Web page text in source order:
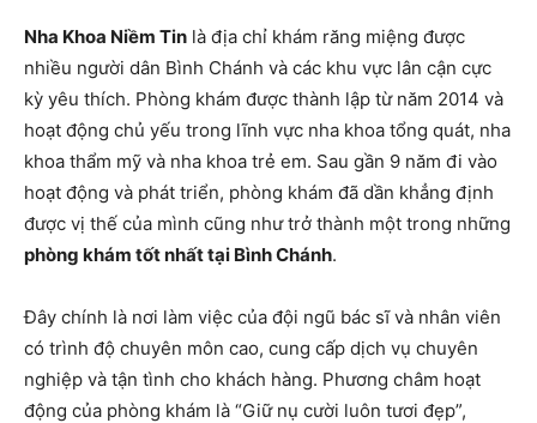
Nha Khoa Niềm Tin là địa chỉ khám răng miệng được
nhiều người dân Bình Chánh và các khu vực lân cận cực
kỳ yêu thích. Phòng khám được thành lập từ năm 2014 và
hoạt động chủ yếu trong lĩnh vực nha khoa tổng quát, nha
khoa thẩm mỹ và nha khoa trẻ em. Sau gần 9 năm đi vào
hoạt động và phát triển, phòng khám đã dần khẳng định
được vị thế của mình cũng như trở thành một trong những
phòng khám tốt nhất tại Bình Chánh.
Đây chính là nơi làm việc của đội ngũ bác sĩ và nhân viên
có trình độ chuyên môn cao, cung cấp dịch vụ chuyên
nghiệp và tận tình cho khách hàng. Phương châm hoạt
động của phòng khám là “Giữ nụ cười luôn tươi đẹp”,